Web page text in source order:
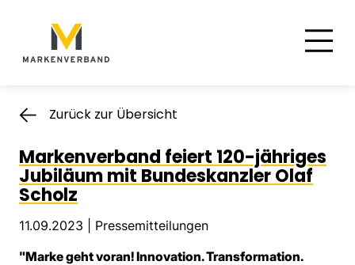
Hauptnavigation
Zurück zur Übersicht
Markenverband feiert 120-jähriges
Jubiläum mit Bundeskanzler Olaf
Scholz
11.09.2023 | Pressemitteilungen
"Marke geht voran! Innovation. Transformation.